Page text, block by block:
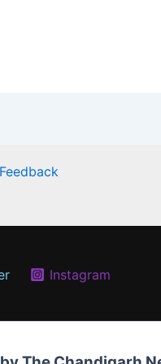
Feedback
Instagram